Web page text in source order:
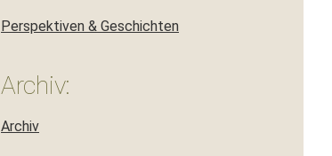
Perspektiven & Geschichten
Archiv:
Archiv